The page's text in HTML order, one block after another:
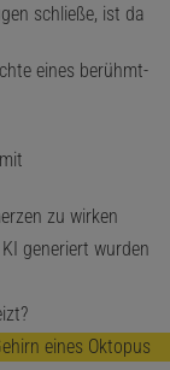
schließe, ist da
eines berühmt-
zu wirken
generiert wurden
eines Oktopus